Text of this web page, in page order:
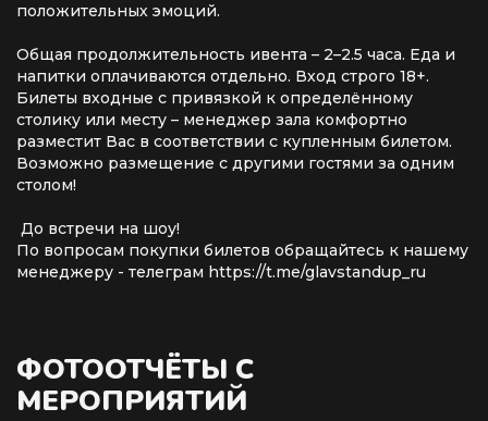
положительных эмоций.
Общая продолжительность ивента – 2–2.5 часа. Еда и
напитки оплачиваются отдельно. Вход строго 18+.
Билеты входные с привязкой к определённому
столику или месту – менеджер зала комфортно
разместит Вас в соответствии с купленным билетом.
Возможно размещение с другими гостями за одним
столом!
До встречи на шоу!
По вопросам покупки билетов обращайтесь к нашему
менеджеру - телеграм https://t.me/glavstandup_ru
ФОТООТЧЁТЫ С
МЕРОПРИЯТИЙ